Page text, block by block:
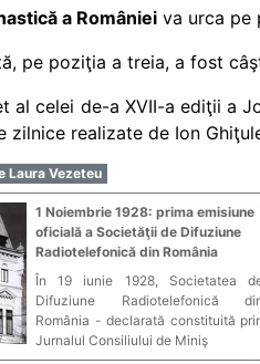
a României va urca pe
pe poziţia a treia, a fost
al celei de-a XVII-a ediţii a
zilnice realizate de Ion
Laura Vezeteu
1 Noiembrie 1928: prima emisiune
oficială a Societăţii de Difuziune
Radiotelefonică din România
În 19 iunie 1928, Societatea
Difuziune Radiotelefonică
România - declarată constituită
Jurnalul Consiliului de Miniş